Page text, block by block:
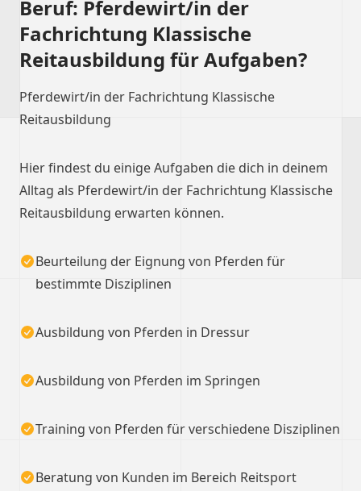
Beruf: Pferdewirt/in der
Fachrichtung Klassische
Reitausbildung für Aufgaben?
Pferdewirt/in der Fachrichtung Klassische
Reitausbildung
Hier findest du einige Aufgaben die dich in deinem
Alltag als Pferdewirt/in der Fachrichtung Klassische
Reitausbildung erwarten können.
Beurteilung der Eignung von Pferden für
bestimmte Disziplinen
Ausbildung von Pferden in Dressur
Ausbildung von Pferden im Springen
Training von Pferden für verschiedene Disziplinen
Beratung von Kunden im Bereich Reitsport